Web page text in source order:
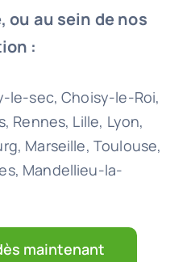
ou au sein de nos
:
le-sec, Choisy-le-Roi,
Rennes, Lille, Lyon,
Marseille, Toulouse,
Mandellieu-la-
maintenant